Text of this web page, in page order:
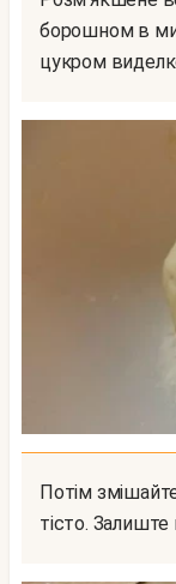
борошном в
цукром
Потім змішайте інгредієнти з обох мисок. Замісити
тісто.